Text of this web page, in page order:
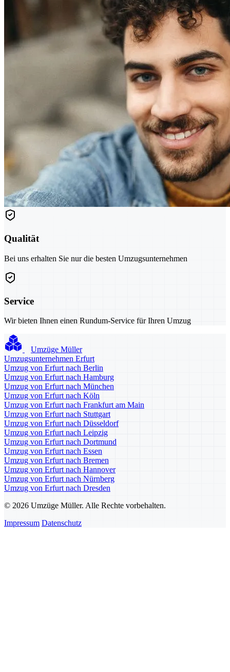
Qualität
Bei uns erhalten Sie nur die besten Umzugsunternehmen
Service
Wir bieten Ihnen einen Rundum-Service für Ihren Umzug
Umzüge Müller
Umzugsunternehmen Erfurt
Umzug von Erfurt nach Berlin
Umzug von Erfurt nach Hamburg
Umzug von Erfurt nach München
Umzug von Erfurt nach Köln
Umzug von Erfurt nach Frankfurt am Main
Umzug von Erfurt nach Stuttgart
Umzug von Erfurt nach Düsseldorf
Umzug von Erfurt nach Leipzig
Umzug von Erfurt nach Dortmund
Umzug von Erfurt nach Essen
Umzug von Erfurt nach Bremen
Umzug von Erfurt nach Hannover
Umzug von Erfurt nach Nürnberg
Umzug von Erfurt nach Dresden
© 2026 Umzüge Müller. Alle Rechte vorbehalten.
Impressum Datenschutz